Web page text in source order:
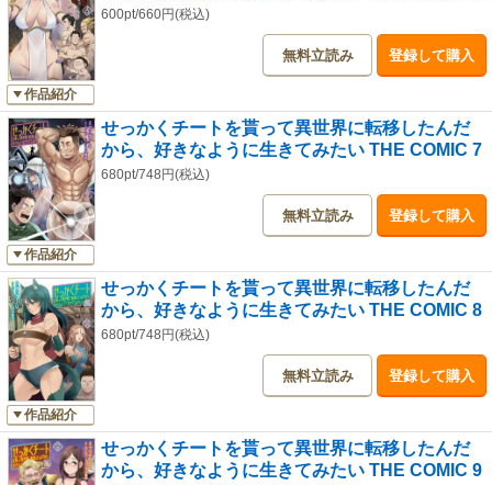
作品紹介
600pt/660円(税込)
無料立読み 登録して購入
作品紹介
せっかくチートを貰って異世界に転移したんだ
から、好きなように生きてみたい THE COMIC 7
680pt/748円(税込)
無料立読み 登録して購入
作品紹介
せっかくチートを貰って異世界に転移したんだ
から、好きなように生きてみたい THE COMIC 8
680pt/748円(税込)
無料立読み 登録して購入
せっかくチートを貰って異世界に転移したんだ
から、好きなように生きてみたい THE COMIC 9